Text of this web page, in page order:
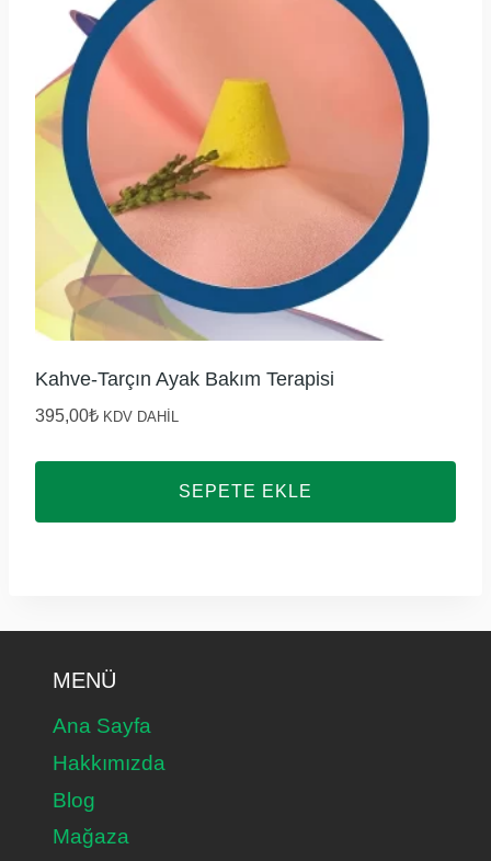
Kahve-Tarçın Ayak Bakım Terapisi
395,00₺ KDV DAHİL
SEPETE EKLE
MENÜ
Ana Sayfa
Hakkımızda
Blog
Mağaza